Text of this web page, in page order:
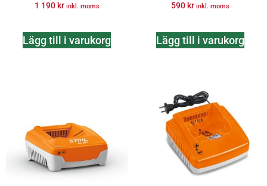
1 190 kr inkl. moms
Lägg till i varukorg
590 kr inkl. moms
Lägg till i varukorg